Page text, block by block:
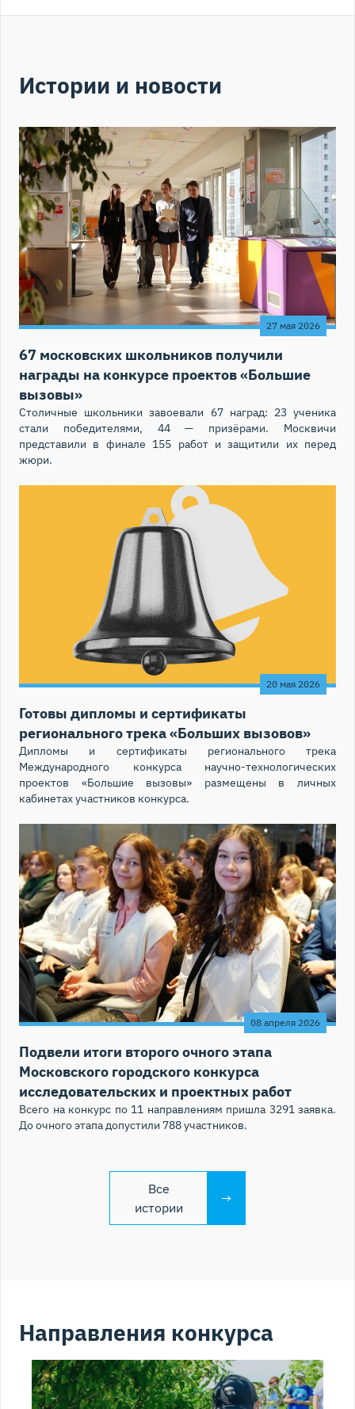
Истории и новости
27 мая 2026
67 московских школьников получили
награды на конкурсе проектов «Большие
вызовы»
Столичные школьники завоевали 67 наград: 23 ученика
стали победителями, 44 — призёрами. Москвичи
представили в финале 155 работ и защитили их перед
жюри.
20 мая 2026
Готовы дипломы и сертификаты
регионального трека «Больших вызовов»
Дипломы и сертификаты регионального трека
Международного конкурса научно-технологических
проектов «Большие вызовы» размещены в личных
кабинетах участников конкурса.
08 апреля 2026
Подвели итоги второго очного этапа
Московского городского конкурса
исследовательских и проектных работ
Всего на конкурс по 11 направлениям пришла 3291 заявка.
До очного этапа допустили 788 участников.
Все
истории
Направления конкурса